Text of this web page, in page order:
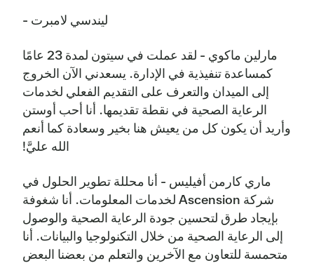
ليندسي لامبرت -
مارلين ماكوي - لقد عملت في سيتون لمدة 23 عامًا
كمساعدة تنفيذية في الإدارة. يسعدني الآن الخروج
إلى الميدان والتعرف على التقديم الفعلي لخدمات
الرعاية الصحية في نقطة تقديمها. أنا أحب أوستن
وأريد أن يكون كل من يعيش هنا بخير وسعادة كما أنعم
الله عليَّ!
ماري كارمن أفيليس - أنا محللة تطوير الحلول في
شركة Ascension لخدمات المعلومات. أنا شغوفة
بإيجاد طرق لتحسين جودة الرعاية الصحية والوصول
إلى الرعاية الصحية من خلال التكنولوجيا والبيانات. أنا
متحمسة للتعاون مع الآخرين والتعلم من بعضنا البعض